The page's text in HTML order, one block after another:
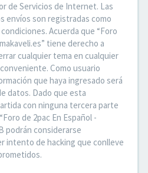
de Servicios de Internet. Las
envíos son registradas como
Acuerda que “Foro
tiene derecho a
cualquier tema en cualquier
Como usuario
que haya ingresado será
datos. Dado que esta
con ninguna tercera parte
de 2pac En Español -
podrán considerarse
intento de hacking que conlleve